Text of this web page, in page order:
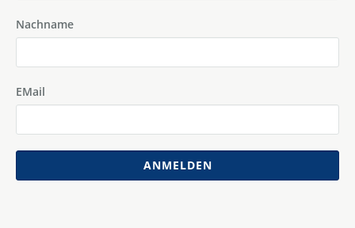
Nachname
EMail
ANMELDEN